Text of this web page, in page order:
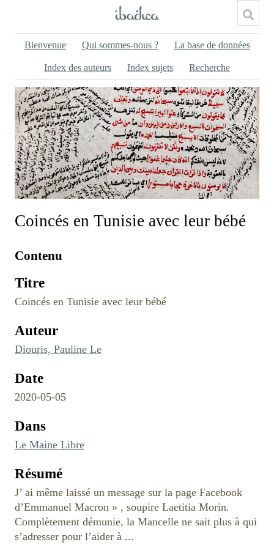
Bienvenue Qui sommes-nous ? La base de données
Index des auteurs Index sujets Recherche
Coincés en Tunisie avec leur bébé
Contenu
Titre
Coincés en Tunisie avec leur bébé
Auteur
Diouris, Pauline Le
Date
2020-05-05
Dans
Le Maine Libre
Résumé
J’ ai même laissé un message sur la page Facebook
d’Emmanuel Macron » , soupire Laetitia Morin.
Complètement démunie, la Mancelle ne sait plus à qui
s’adresser pour l’aider à ...